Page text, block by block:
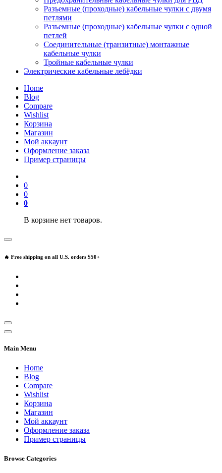
Разъемные (проходные) кабельные чулки с двумя
петлями
Разъемные (проходные) кабельные чулки с одной
петлей
Соединительные (транзитные) монтажные
кабельные чулки
Тройные кабельные чулки
Электрические кабельные лебёдки
Home
Blog
Compare
Wishlist
Корзина
Магазин
Мой аккаунт
Оформление заказа
Пример страницы
0
0
0
В корзине нет товаров.
🔥 Free shipping on all U.S. orders $50+
Main Menu
Home
Blog
Compare
Wishlist
Корзина
Магазин
Мой аккаунт
Оформление заказа
Пример страницы
Browse Categories